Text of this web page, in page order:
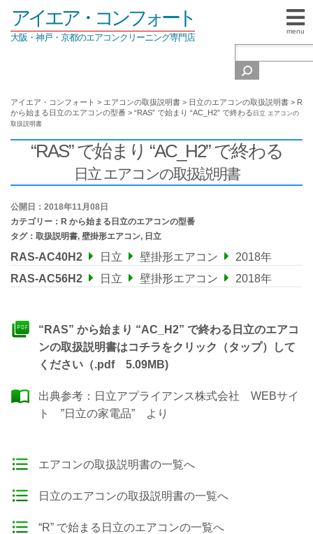
menu
アイエア・コンフォート
大阪・神戸・京都のエアコンクリーニング専門店
アイエア・コンフォート > エアコンの取扱説明書 > 日立のエアコンの取扱説明書 > R
から始まる日立のエアコンの型番 > “RAS” で始まり “AC_H2” で終わる 日立 エアコンの
取扱説明書
“RAS” で始まり “AC_H2” で終わる
日立 エアコンの取扱説明書
公開日：2018年11月08日
カテゴリー： R から始まる日立のエアコンの型番
タグ： 取扱説明書, 壁掛形エアコン, 日立
RAS-AC40H2 日立 壁掛形エアコン
2018年
RAS-AC56H2
日立 壁掛形エアコン 2018年
“RAS” から始まり “AC_H2” で終わる日立のエアコ
ンの取扱説明書はコチラをクリック（タップ）して
ください（.pdf 5.09MB)
出典参考： 日立アプライアンス株式会社 WEBサイ
ト ”日立の家電品” より
エアコンの取扱説明書の一覧へ
日立のエアコンの取扱説明書の一覧へ
“R” で始まる日立のエアコンの一覧へ